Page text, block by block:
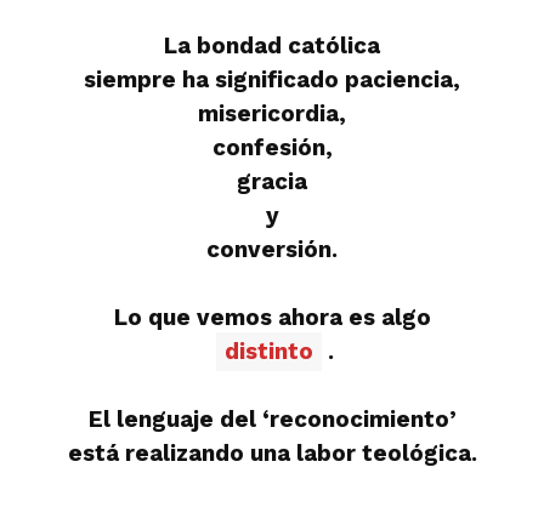
La bondad católica
siempre ha significado paciencia,
misericordia,
confesión,
gracia
y
conversión.
Lo que vemos ahora es algo
distinto
.
El lenguaje del ‘reconocimiento’
está realizando una labor teológica.